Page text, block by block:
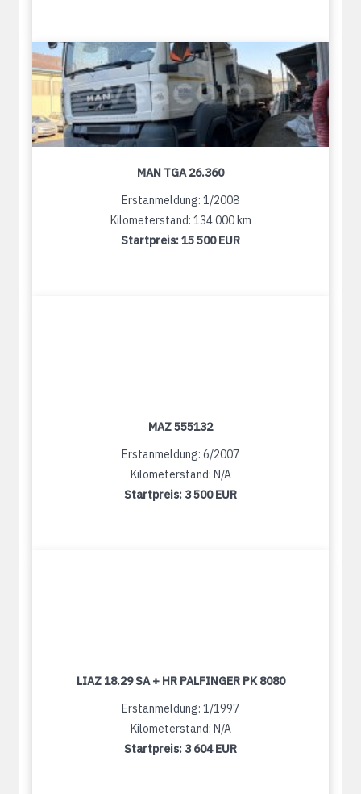
MAN TGA 26.360
Erstanmeldung: 1/2008
Kilometerstand: 134 000 km
Startpreis:15 500 EUR
MAZ 555132
Erstanmeldung: 6/2007
Kilometerstand: N/A
Startpreis: 3 500 EUR
LIAZ 18.29 SA + HR PALFINGER PK 8080
Erstanmeldung: 1/1997
Kilometerstand: N/A
Startpreis: 3 604 EUR